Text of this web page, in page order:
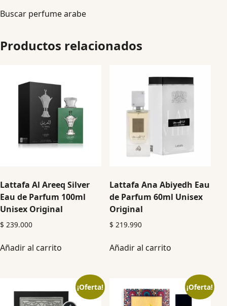
Buscar perfume arabe
Productos relacionados
Lattafa Al Areeq Silver
Eau de Parfum 100ml
Unisex Original
$ 239.000
Añadir al carrito
Lattafa Ana Abiyedh Eau
de Parfum 60ml Unisex
Original
$ 219.990
Añadir al carrito
¡Oferta! ¡Oferta!